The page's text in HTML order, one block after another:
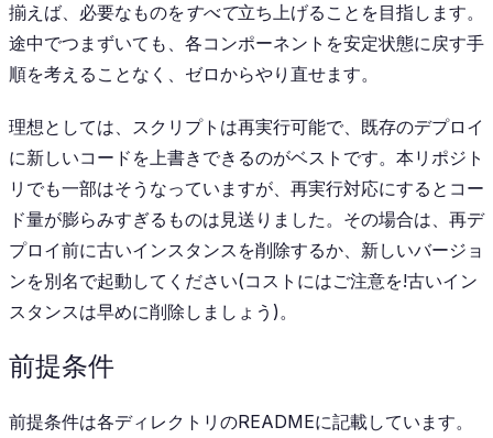
揃えば、必要なものをすべて立ち上げることを目指します。
途中でつまずいても、各コンポーネントを安定状態に戻す手
順を考えることなく、ゼロからやり直せます。
理想としては、スクリプトは再実行可能で、既存のデプロイ
に新しいコードを上書きできるのがベストです。本リポジト
リでも一部はそうなっていますが、再実行対応にするとコー
ド量が膨らみすぎるものは見送りました。その場合は、再デ
プロイ前に古いインスタンスを削除するか、新しいバージョ
ンを別名で起動してください(コストにはご注意を!古いイン
スタンスは早めに削除しましょう)。
前提条件
前提条件は各ディレクトリのREADMEに記載しています。